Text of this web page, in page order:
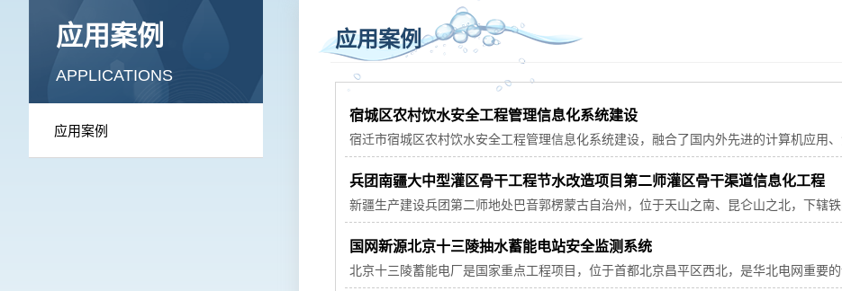
应用案例
APPLICATIONS
应用案例
应用案例
宿城区农村饮水安全工程管理信息化系统建设
宿迁市宿城区农村饮水安全工程管理信息化系统建设，融合了国内外先进的计算机应用
结合该工程系统的特点，在工程实施中采用了成熟可靠、先进、实用的技术及仪器设备。
兵团南疆大中型灌区骨干工程节水改造项目第二师灌区骨干渠道信息化工程
新疆生产建设兵团第二师地处巴音郭楞蒙古自治州，位于天山之南、昆仑山之北，下辖
国网新源北京十三陵抽水蓄能电站安全监测系统
北京十三陵蓄能电厂是国家重点工程项目，位于首都北京昌平区西北，是华北电网重要
建筑为1级，水工建筑物主要由上池、引水系统(水道)和地下厂房等组成，电站的最大上